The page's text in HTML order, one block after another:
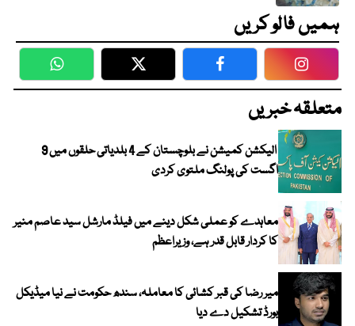
ہمیں فالو کریں
WhatsApp Twitter Facebook
متعلقہ خبریں
الیکشن کمیشن نے بلوچستان کے 4 بلدیاتی حلقوں میں 9
اگست کی پولنگ ملتوی کردی
معاہدے کو عملی شکل دینے میں فیلڈ مارشل سید عاصم منیر
کا کردار قابل قدر ہے، وزیراعظم
میر رضا کی قبر کشائی کا معاملہ، سندھ حکومت نے نیا میڈیکل
بورڈ تشکیل دے دیا